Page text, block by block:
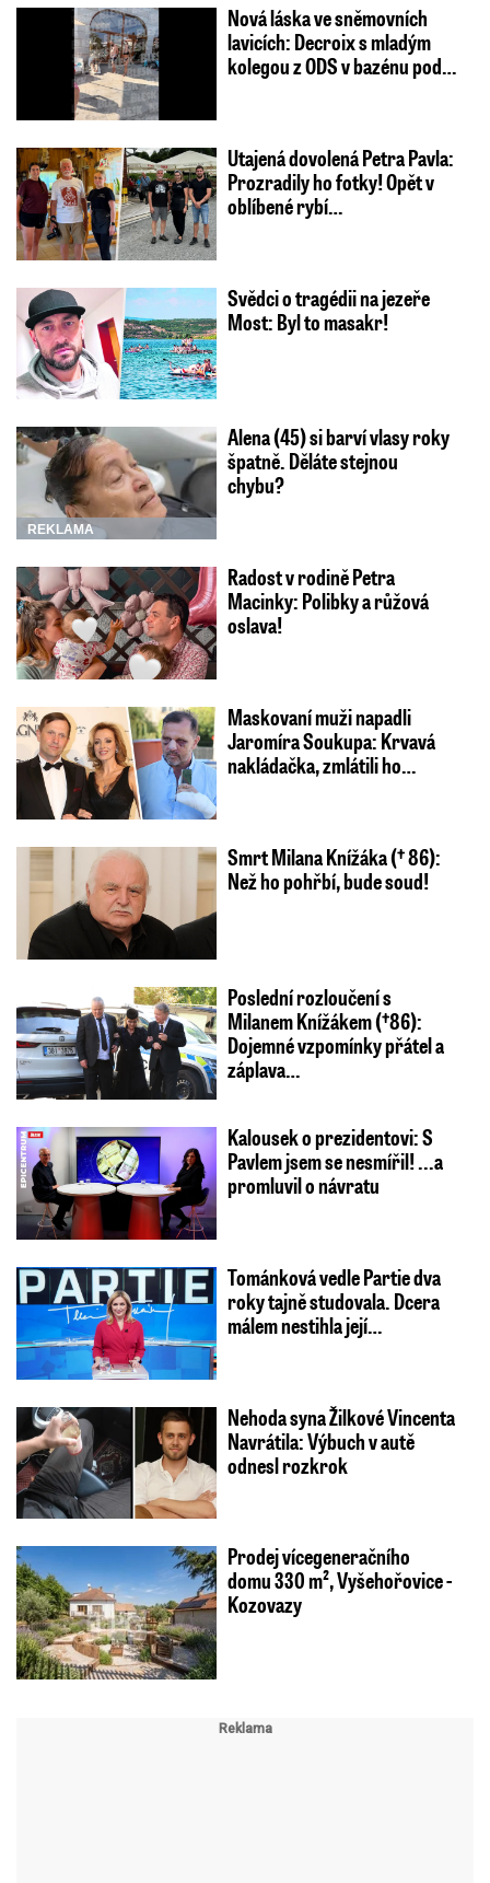
Nová láska ve sněmovních
lavicích: Decroix s mladým
kolegou z ODS v bazénu pod…
Utajená dovolená Petra Pavla:
Prozradily ho fotky! Opět v
oblíbené rybí…
Svědci o tragédii na jezeře
Most: Byl to masakr!
REKLAMA
Alena (45) si barví vlasy roky
špatně. Děláte stejnou
chybu?
Radost v rodině Petra
Macinky: Polibky a růžová
oslava!
Maskovaní muži napadli
Jaromíra Soukupa: Krvavá
nakládačka, zmlátili ho…
Smrt Milana Knížáka († 86):
Než ho pohřbí, bude soud!
Poslední rozloučení s
Milanem Knížákem (†86):
Dojemné vzpomínky přátel a
záplava…
Kalousek o prezidentovi: S
Pavlem jsem se nesmířil! ...a
promluvil o návratu
Tománková vedle Partie dva
roky tajně studovala. Dcera
málem nestihla její…
Nehoda syna Žilkové Vincenta
Navrátila: Výbuch v autě
odnesl rozkrok
Prodej vícegeneračního
domu 330 m², Vyšehořovice -
Kozovazy